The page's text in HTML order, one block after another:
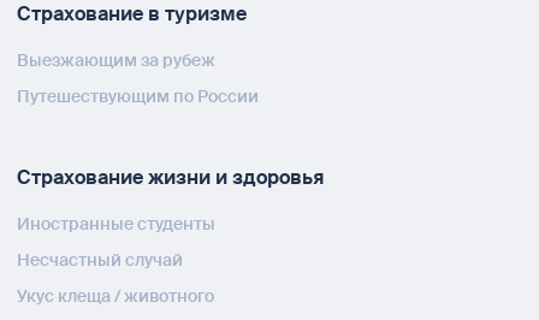
Страхование в туризме
Выезжающим за рубеж
Путешествующим по России
Страхование жизни и здоровья
Иностранные студенты
Несчастный случай
Укус клеща / животного